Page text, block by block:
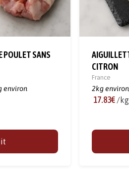
POULET SANS
environ
CITRON
France
2kg
17.83€ /kg